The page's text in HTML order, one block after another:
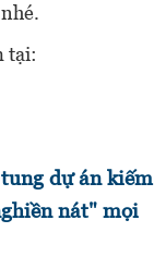
tại:
dự án kiếm
nát" mọi